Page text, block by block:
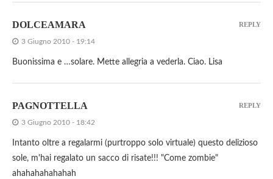
DOLCEAMARA
3 Giugno 2010 - 19:14
Buonissima e …solare. Mette allegria a vederla. Ciao. Lisa
REPLY
PAGNOTTELLA
3 Giugno 2010 - 18:42
Intanto oltre a regalarmi (purtroppo solo virtuale) questo delizioso
sole, m'hai regalato un sacco di risate!!! "Come zombie"
ahahahahahahah
REPLY